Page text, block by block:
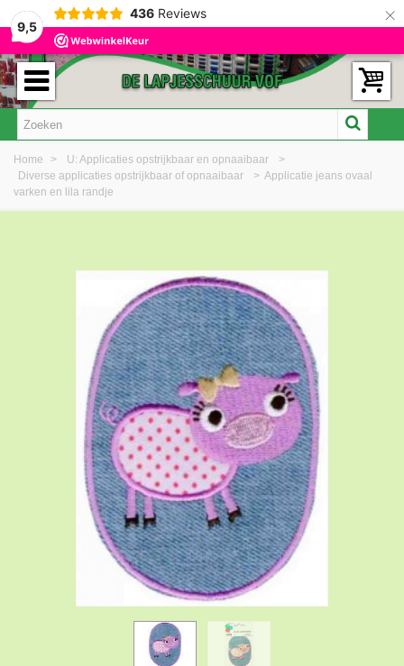
9,5
436 Reviews ×
Home > U: Applicaties opstrijkbaar en opnaaibaar
>
Diverse applicaties opstrijkbaar of opnaaibaar
> Applicatie jeans ovaal
varken en lila randje